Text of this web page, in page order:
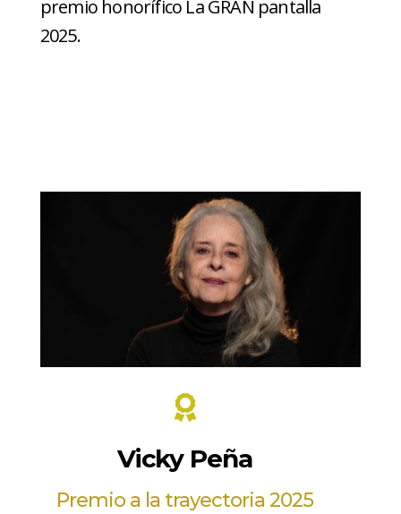
premio honorífico La GRAN pantalla
2025.

Vicky Peña
Premio a la trayectoria 2025